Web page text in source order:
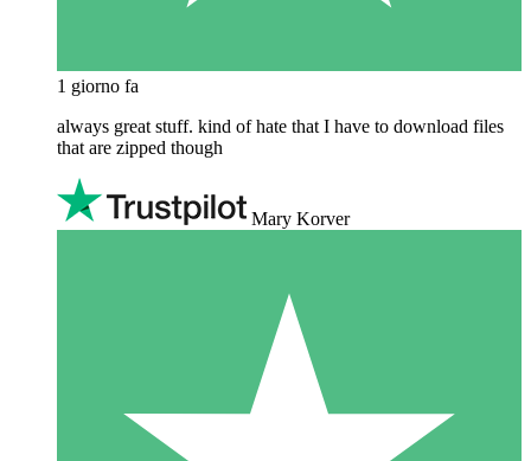
1 giorno fa
always great stuff. kind of hate that I have to download files
that are zipped though
Mary Korver